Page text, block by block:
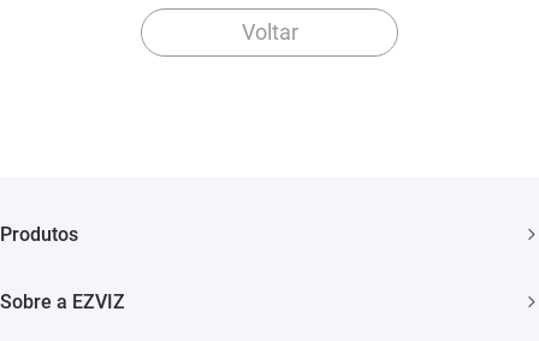
Voltar
Produtos
Sobre a EZVIZ